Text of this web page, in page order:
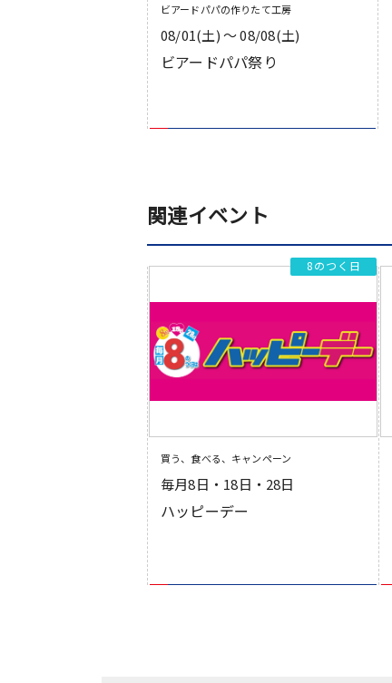
ビアードパパの作りたて工房
08/01(土) 〜 08/08(土)
ビアードパパ祭り
関連イベント
買う、食べる、キャンペーン
毎月8日・18日・28日
ハッピーデー
8のつく日